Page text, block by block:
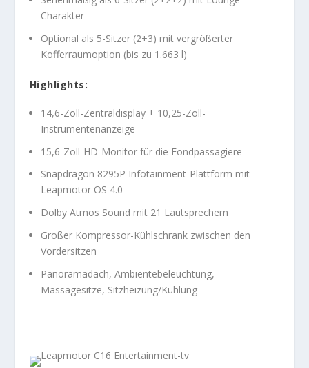
Charakter
Optional als 5-Sitzer (2+3) mit vergrößerter
Kofferraumoption (bis zu 1.663 l)
Highlights:
14,6-Zoll-Zentraldisplay + 10,25-Zoll-
Instrumentenanzeige
15,6-Zoll-HD-Monitor für die Fondpassagiere
Snapdragon 8295P Infotainment-Plattform mit
Leapmotor OS 4.0
Dolby Atmos Sound mit 21 Lautsprechern
Großer Kompressor-Kühlschrank zwischen den
Vordersitzen
Panoramadach, Ambientebeleuchtung,
Massagesitze, Sitzheizung/Kühlung